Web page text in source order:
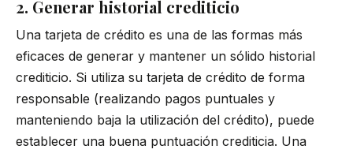
2. Generar historial crediticio
Una tarjeta de crédito es una de las formas más
eficaces de generar y mantener un sólido historial
crediticio. Si utiliza su tarjeta de crédito de forma
responsable (realizando pagos puntuales y
manteniendo baja la utilización del crédito), puede
establecer una buena puntuación crediticia. Una